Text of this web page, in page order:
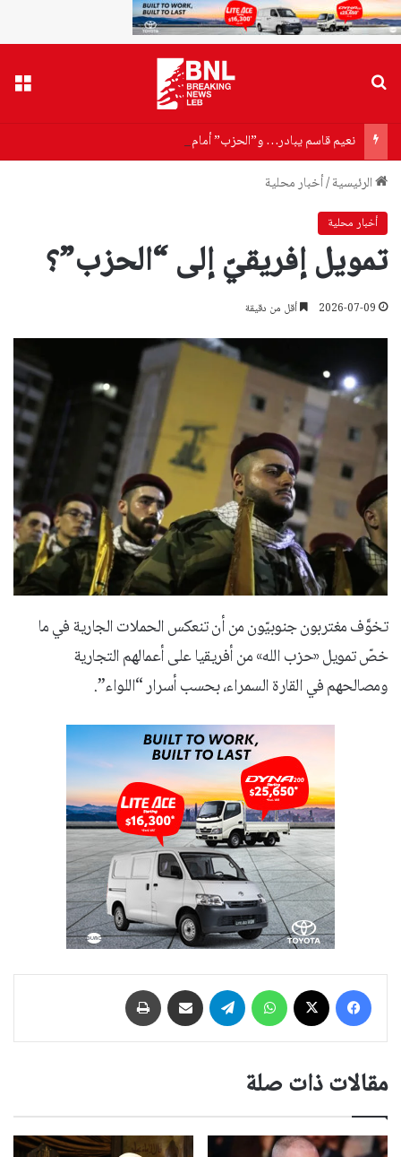
نعيم قاسم يبادر… و”الحزب” أمام خيارين: أيّ “سمّ” يختار؟
الرئيسية/أخبار محلية
أخبار محلية
تمويل إفريقيّ إلى “الحزب”؟
2026-07-09 أقل من دقيقة
تخوَّف مغتربون جنوبيّون من أن تنعكس الحملات الجارية في ما
خصّ تمويل «حزب الله» من أفريقيا على أعمالهم التجارية
ومصالحهم في القارة السمراء، بحسب أسرار “اللواء”.
فيسبوك واتساب تيلقرام مشاركة عبر البريد
مقالات ذات صلة